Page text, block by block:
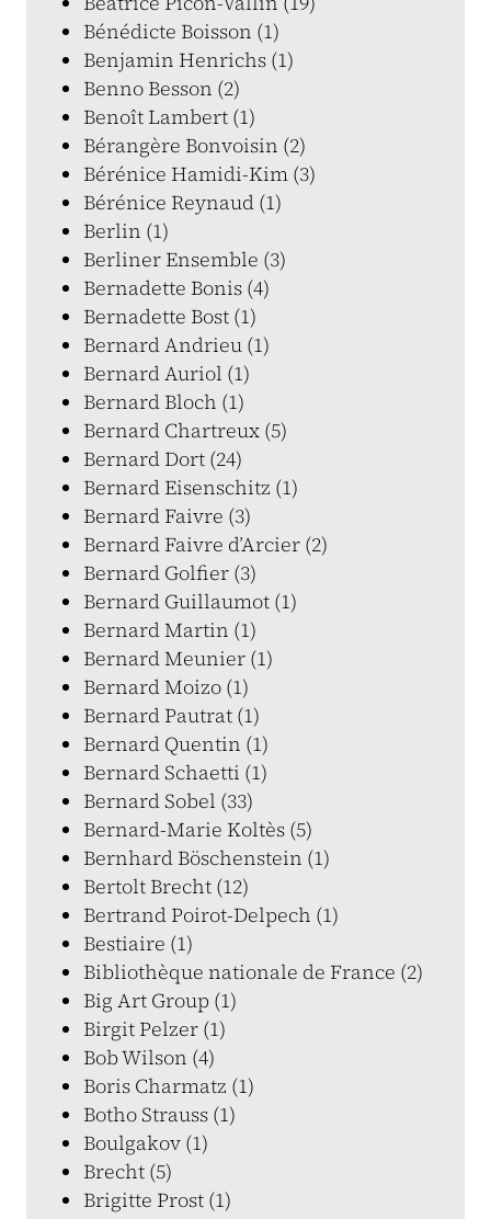
Bénédicte Boisson (1)
Benjamin Henrichs (1)
Benno Besson (2)
Benoît Lambert (1)
Bérangère Bonvoisin (2)
Bérénice Hamidi-Kim (3)
Bérénice Reynaud (1)
Berlin (1)
Berliner Ensemble (3)
Bernadette Bonis (4)
Bernadette Bost (1)
Bernard Andrieu (1)
Bernard Auriol (1)
Bernard Bloch (1)
Bernard Chartreux (5)
Bernard Dort (24)
Bernard Eisenschitz (1)
Bernard Faivre (3)
Bernard Faivre d’Arcier (2)
Bernard Golfier (3)
Bernard Guillaumot (1)
Bernard Martin (1)
Bernard Meunier (1)
Bernard Moizo (1)
Bernard Pautrat (1)
Bernard Quentin (1)
Bernard Schaetti (1)
Bernard Sobel (33)
Bernard-Marie Koltès (5)
Bernhard Böschenstein (1)
Bertolt Brecht (12)
Bertrand Poirot-Delpech (1)
Bestiaire (1)
Bibliothèque nationale de France (2)
Big Art Group (1)
Birgit Pelzer (1)
Bob Wilson (4)
Boris Charmatz (1)
Botho Strauss (1)
Boulgakov (1)
Brecht (5)
Brigitte Prost (1)